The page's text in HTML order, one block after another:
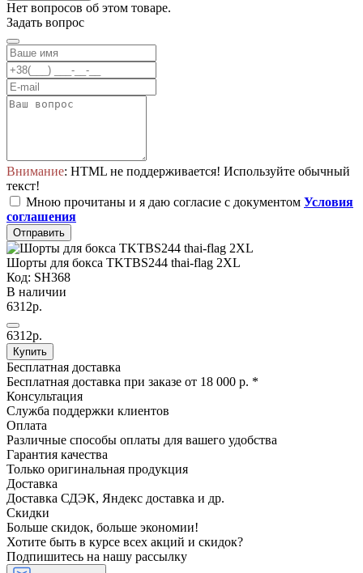
Нет вопросов об этом товаре.
Задать вопрос
Внимание: HTML не поддерживается! Используйте обычный
текст!
Мною прочитаны и я даю согласие с документом Условия
соглашения
Отправить
Шорты для бокса TKTBS244 thai-flag 2XL
Код: SH368
В наличии
6312р.
6312р.
Купить
Бесплатная доставка
Бесплатная доставка при заказе от 18 000 р. *
Консультация
Служба поддержки клиентов
Оплата
Различные способы оплаты для вашего удобства
Гарантия качества
Только оригинальная продукция
Доставка
Доставка СДЭК, Яндекс доставка и др.
Скидки
Больше скидок, больше экономии!
Хотите быть в курсе всех акций и скидок?
Подпишитесь на нашу рассылку